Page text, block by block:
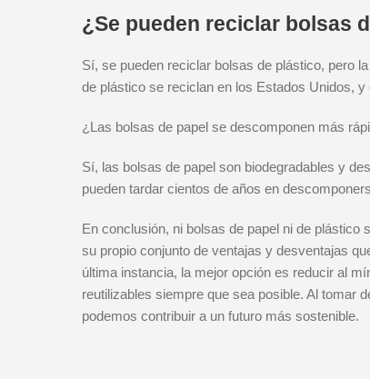
¿Se pueden reciclar bolsas
Sí, se pueden reciclar bolsas de plástico, pero
de plástico se reciclan en los Estados Unidos,
¿Las bolsas de papel se descomponen más
Sí, las bolsas de papel son biodegradables y
pueden tardar cientos de años en
En conclusión, ni bolsas de papel ni de plástico
su propio conjunto de ventajas y desventajas
última instancia, la mejor opción es reducir al
reutilizables siempre que sea posible. Al tomar
podemos contribuir a un futuro más sostenible.